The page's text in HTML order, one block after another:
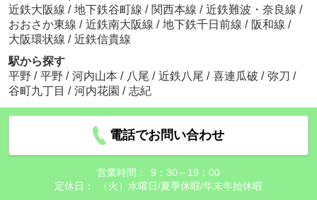
近鉄大阪線 / 地下鉄谷町線 / 関西本線 / 近鉄難波・奈良線 /
おおさか東線 / 近鉄南大阪線 / 地下鉄千日前線 / 阪和線 /
大阪環状線 / 近鉄信貴線
駅から探す
平野 / 平野 / 河内山本 / 八尾 / 近鉄八尾 / 喜連瓜破 / 弥刀 /
谷町九丁目 / 河内花園 / 志紀
電話でお問い合わせ
営業時間：
9：30～19：00
定休日：
（火）水曜日/夏季休暇/年末年始休暇